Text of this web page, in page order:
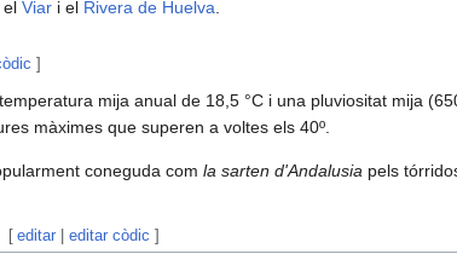
, el Viar i el Rivera de Huelva
]
mija anual de 18,5 °C i una pluviositat mija
màximes que superen a voltes els 40º.
coneguda com la sarten d'Andalusia pels
[ editar |editar còdic ]